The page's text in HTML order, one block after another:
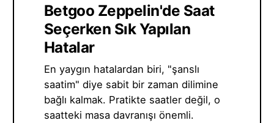
Betgoo Zeppelin'de Saat
Seçerken Sık Yapılan
Hatalar
En yaygın hatalardan biri, "şanslı
saatim" diye sabit bir zaman dilimine
bağlı kalmak. Pratikte saatler değil, o
saatteki masa davranışı önemli.